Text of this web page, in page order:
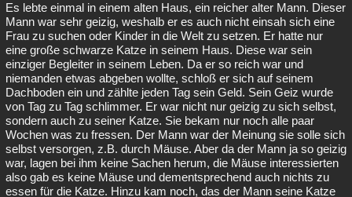
Es lebte einmal in einem alten Haus, ein reicher alter Mann. Dieser
Mann war sehr geizig, weshalb er es auch nicht einsah sich eine
Frau zu suchen oder Kinder in die Welt zu setzen. Er hatte nur
eine große schwarze Katze in seinem Haus. Diese war sein
einziger Begleiter in seinem Leben. Da er so reich war und
niemanden etwas abgeben wollte, schloß er sich auf seinem
Dachboden ein und zählte jeden Tag sein Geld. Sein Geiz wurde
von Tag zu Tag schlimmer. Er war nicht nur geizig zu sich selbst,
sondern auch zu seiner Katze. Sie bekam nur noch alle paar
Wochen was zu fressen. Der Mann war der Meinung sie solle sich
selbst versorgen, z.B. durch Mäuse. Aber da der Mann ja so geizig
war, lagen bei ihm keine Sachen herum, die Mäuse interessierten
also gab es keine Mäuse und dementsprechend auch nichts zu
essen für die Katze. Hinzu kam noch, das der Mann seine Katze